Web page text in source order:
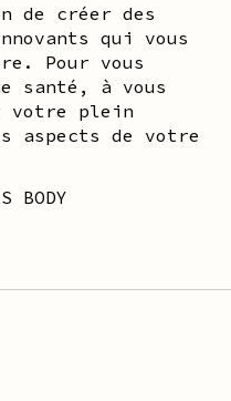
de créer des
qui vous
Pour vous
santé, à vous
votre plein
aspects de votre